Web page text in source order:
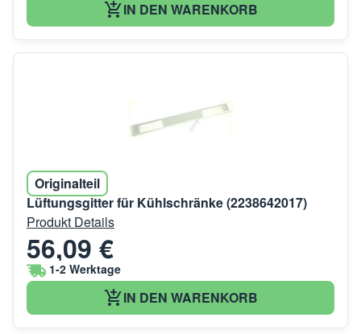
IN DEN WARENKORB
Originalteil
Lüftungsgitter für Kühlschränke (2238642017)
Produkt Details
56,09 €
1-2 Werktage
IN DEN WARENKORB